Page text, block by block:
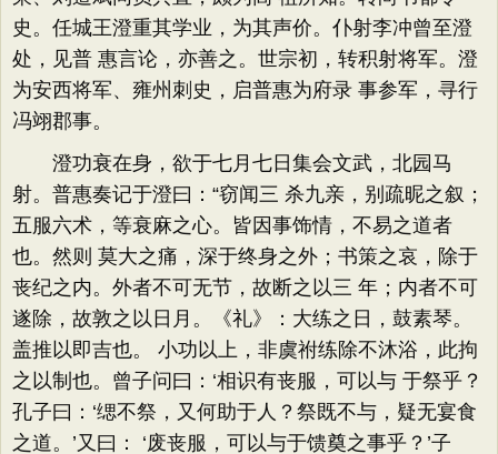
史。任城王澄重其学业，为其声价。仆射李冲曾至澄
处，见普 惠言论，亦善之。世宗初，转积射将军。澄
为安西将军、雍州刺史，启普惠为府录 事参军，寻行
冯翊郡事。
澄功衰在身，欲于七月七日集会文武，北园马
射。普惠奏记于澄曰：“窃闻三 杀九亲，别疏昵之叙；
五服六术，等衰麻之心。皆因事饰情，不易之道者
也。然则 莫大之痛，深于终身之外；书策之哀，除于
丧纪之内。外者不可无节，故断之以三 年；内者不可
遂除，故敦之以日月。《礼》：大练之日，鼓素琴。
盖推以即吉也。 小功以上，非虞祔练除不沐浴，此拘
之以制也。曾子问曰：‘相识有丧服，可以与 于祭乎？
孔子曰：‘缌不祭，又何助于人？祭既不与，疑无宴食
之道。’又曰： ‘废丧服，可以与于馈奠之事乎？’子